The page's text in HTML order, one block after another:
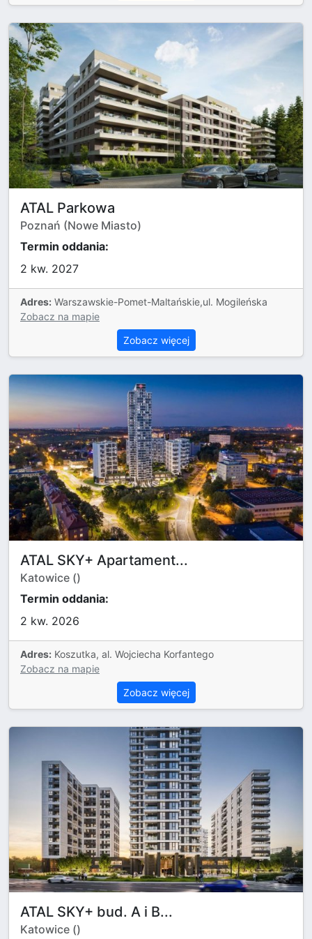
ATAL Parkowa
Poznań (Nowe Miasto)
Termin oddania:
2 kw. 2027
Adres: Warszawskie-Pomet-Maltańskie,ul. Mogileńska
Zobacz na mapie
Zobacz więcej
ATAL SKY+ Apartament...
Katowice ()
Termin oddania:
2 kw. 2026
Adres: Koszutka, al. Wojciecha Korfantego
Zobacz na mapie
Zobacz więcej
ATAL SKY+ bud. A i B...
Katowice ()